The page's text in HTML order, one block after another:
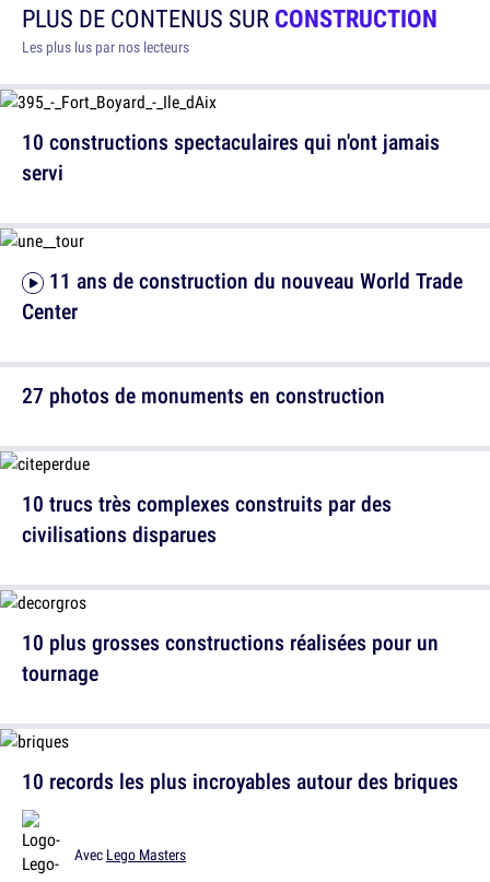
PLUS DE CONTENUS SURCONSTRUCTION
Les plus lus par nos lecteurs
10 constructions spectaculaires qui n'ont jamais
servi
27 photos de monuments en construction
10 plus grosses constructions réalisées pour un
tournage
Center
10 trucs très complexes construits par des
civilisations disparues
10 records les plus incroyables autour des briques
Avec Lego Masters